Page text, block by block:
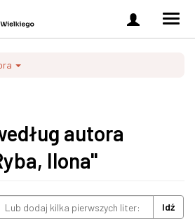
Zaloguj
się
autora
Ilona"
Idź